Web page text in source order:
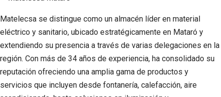
Matelecsa se distingue como un almacén líder en material
eléctrico y sanitario, ubicado estratégicamente en Mataró y
extendiendo su presencia a través de varias delegaciones en la
región. Con más de 34 años de experiencia, ha consolidado su
reputación ofreciendo una amplia gama de productos y
servicios que incluyen desde fontanería, calefacción, aire